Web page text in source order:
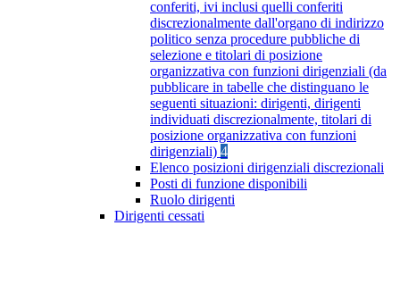
conferiti, ivi inclusi quelli conferiti
discrezionalmente dall'organo di indirizzo
politico senza procedure pubbliche di
selezione e titolari di posizione
organizzativa con funzioni dirigenziali (da
pubblicare in tabelle che distinguano le
seguenti situazioni: dirigenti, dirigenti
individuati discrezionalmente, titolari di
posizione organizzativa con funzioni
dirigenziali) 4
Elenco posizioni dirigenziali discrezionali
Posti di funzione disponibili
Ruolo dirigenti
Dirigenti cessati